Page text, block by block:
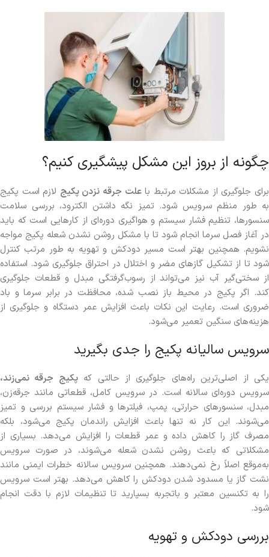
چگونه از بروز این مشکل پیشگیری کنیم؟
برای جلوگیری از مشکلات مرتبط باعلت جرقه نزدن پکیج لازم است پکیج
به طور منظم سرویس شود. تمیز نگه داشتن الکترود، بررسی سلامت
سنسورها، تنظیم فشار سیستم و هواگیری دوره‌ای از کارهایی است که باید
در آغاز فصل سرما انجام شود تا با مشکل روشن نشدن شعله پکیج مواجه
نشویم. همچنین بهتر است مسیر دودکش و تهویه به طور مرتب کنترل
شود تا از تشکیل گازهای مضر و اختلال در احتراق جلوگیری شود. استفاده
از سختی‌گیر آب نیز می‌تواند از رسوب‌گرفتگی مبدل و قطعات جلوگیری
کند. اگر پکیج در محیط باز نصب شده، محافظت در برابر سرما و باد
ضروری است. رعایت این نکات باعث افزایش عمر دستگاه و جلوگیری از
هزینه‌های سنگین تعمیر می‌شود.
سرویس سالیانه پکیج را جدی بگیرید
یکی از اصلی‌ترین راه‌های جلوگیری از حالتی کهپکیج جرقه نمی‌زند،
سرویس دوره‌ای سالانه است. در سرویس کامل، قطعاتی مانند جرقه‌زن،
مبدل، سنسورهای حرارتی، پمپ، فیلترها و فشار سیستم بررسی و تمیز
می‌شوند. این کار نه تنها باعث افزایش راندمان پکیج می‌شود، بلکه
مصرف گاز را کاهش داده و عمر قطعات را افزایش می‌دهد. بسیاری از
مشکلاتی که باعث روشن نشدن شعله می‌شوند، در صورت سرویس
به‌موقع اصلاً رخ نمی‌دهند. همچنین سرویس سالانه خطرات ایمنی مانند
نشت گاز یا مسدود شدن دودکش را کاهش می‌دهد. بهتر است سرویس
را به تکنسین معتبر و باتجربه بسپارید تا تنظیمات لازم با دقت انجام
شود.
بررسی دودکش و تهویه